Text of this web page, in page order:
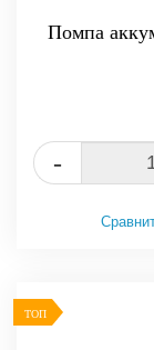
Помпа
-
ТОП